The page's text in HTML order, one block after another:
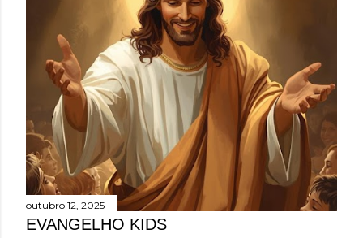
outubro 12, 2025
EVANGELHO KIDS